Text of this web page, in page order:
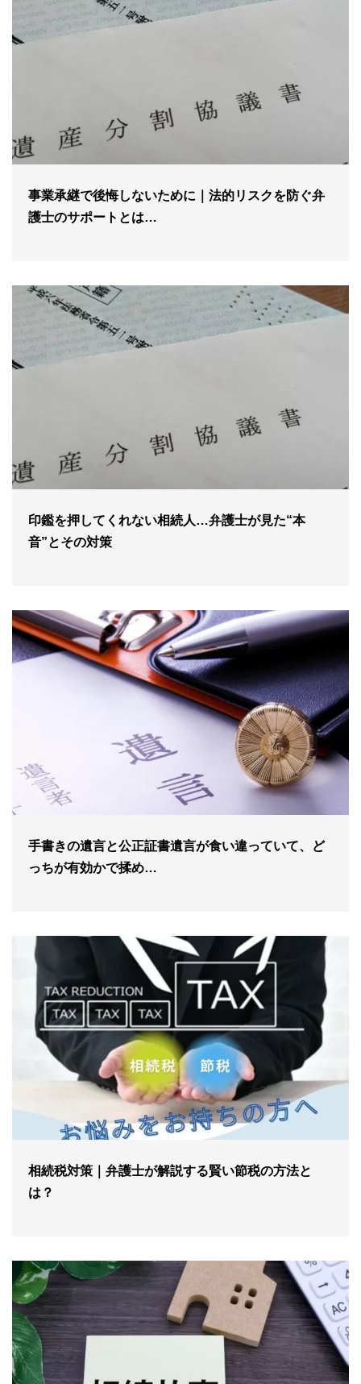
事業承継で後悔しないために｜法的リスクを防ぐ弁
護士のサポートとは…
印鑑を押してくれない相続人…弁護士が見た“本
音”とその対策
手書きの遺言と公正証書遺言が食い違っていて、ど
っちが有効かで揉め…
相続税対策｜弁護士が解説する賢い節税の方法と
は？